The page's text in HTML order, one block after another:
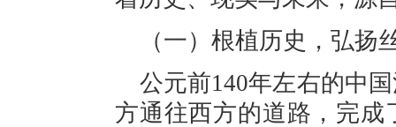
（一）根植历史，弘扬
公元前140年左右的中
方通往西方的道路，完成